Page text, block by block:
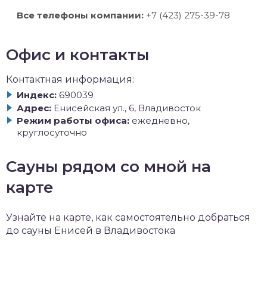
Все телефоны компании: +7 (423) 275-39-78
Офис и контакты
Контактная информация:
Индекс: 690039
Адрес: Енисейская ул., 6, Владивосток
Режим работы офиса: ежедневно,
круглосуточно
Сауны рядом со мной на
карте
Узнайте на карте, как самостоятельно добраться
до сауны Енисей в Владивостока